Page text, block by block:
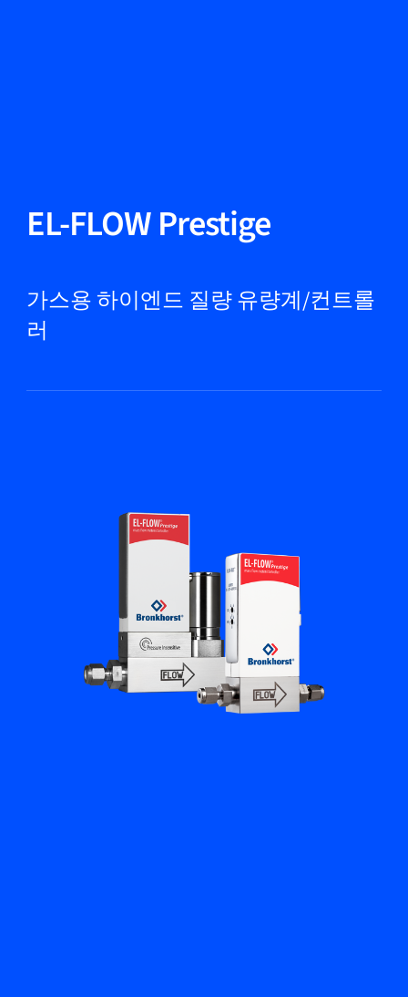
제품
마켓
Bronkhorst
EL-FLOW Prestige
가스용 하이엔드 질량 유량계/컨트롤
러